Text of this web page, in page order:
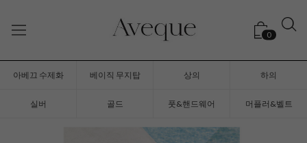
0
아베끄 수제화 베이직 무지탑 상의 하의
실버 골드 풋&핸드웨어 머플러&벨트